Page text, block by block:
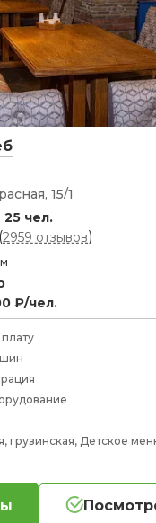
15/1
25 чел.
(2959 отзывов)
₽/чел.
грузинская, Детское